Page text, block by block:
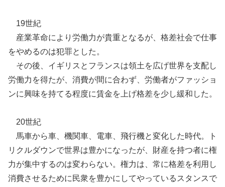
19世紀
産業革命により労働力が貴重となるが、格差社会で仕事
をやめるのは犯罪とした。
その後、イギリスとフランスは領土を広げ世界を支配し
労働力を得たが、消費が間に合わず、労働者がファッショ
ンに興味を持てる程度に賃金を上げ格差を少し緩和した。
20世紀
馬車から車、機関車、電車、飛行機と変化した時代。ト
リクルダウンで世界は豊かになったが、財産を持つ者に権
力が集中するのは変わらない。権力は、常に格差を利用し
消費させるために民衆を豊かにしてやっているスタンスで